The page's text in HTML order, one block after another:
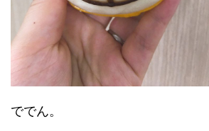
ででん。